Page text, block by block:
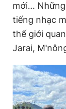
Giấy phép xuất
© 2003-2026
chép dưới mọi
bản. Phát triển
mới...
tiếng nhạc
thế giới
Jarai,